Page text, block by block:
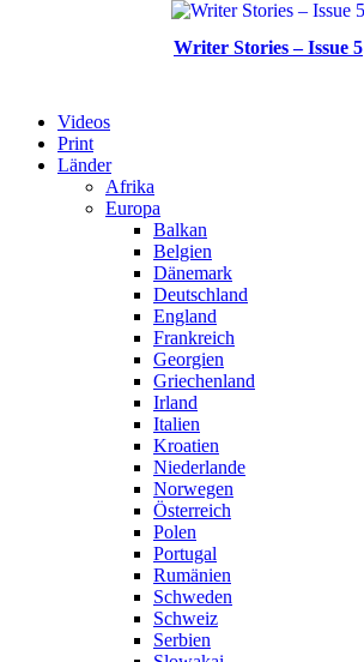
Writer Stories – Issue 5
Videos
Print
Länder
Afrika
Europa
Balkan
Belgien
Dänemark
Deutschland
England
Frankreich
Georgien
Griechenland
Irland
Italien
Kroatien
Niederlande
Norwegen
Österreich
Polen
Portugal
Rumänien
Schweden
Schweiz
Serbien